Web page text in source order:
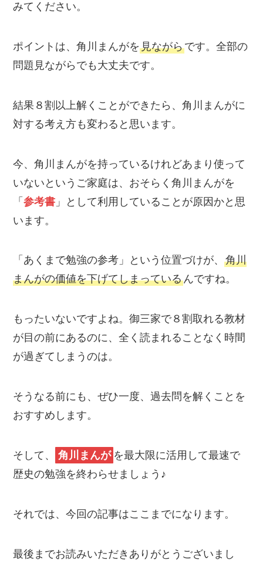
みてください。
ポイントは、角川まんがを見ながらです。全部の
問題見ながらでも大丈夫です。
結果８割以上解くことができたら、角川まんがに
対する考え方も変わると思います。
今、角川まんがを持っているけれどあまり使って
いないというご家庭は、おそらく角川まんがを
「参考書 」として利用していることが原因かと思
います。
「あくまで勉強の参考」という位置づけが、角川
まんがの価値を下げてしまっているんですね。
もったいないですよね。御三家で８割取れる教材
が目の前にあるのに、全く読まれることなく時間
が過ぎてしまうのは。
そうなる前にも、ぜひ一度、過去問を解くことを
おすすめします。
そして、 角川まんが を最大限に活用して最速で
歴史の勉強を終わらせましょう♪
それでは、今回の記事はここまでになります。
最後までお読みいただきありがとうございまし